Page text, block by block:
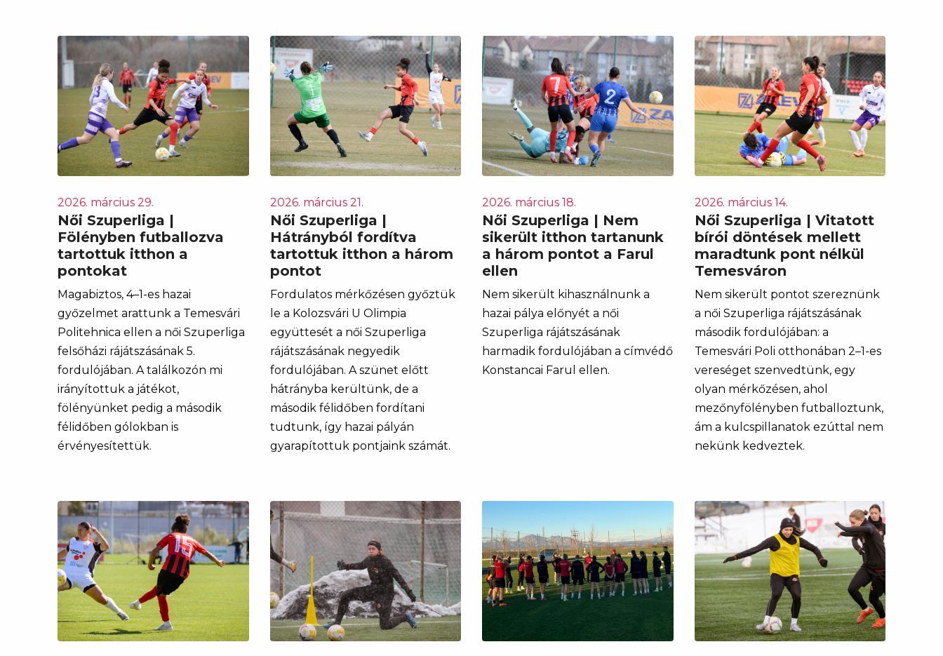
2026. március 29.
Női Szuperliga |
Fölényben futballozva
tartottuk itthon a
pontokat
Magabiztos, 4–1-es hazai
győzelmet arattunk a Temesvári
Politehnica ellen a női Szuperliga
felsőházi rájátszásának 5.
fordulójában. A találkozón mi
irányítottuk a játékot,
fölényünket pedig a második
félidőben gólokban is
érvényesítettük.
2026. március 21.
Női Szuperliga |
Hátrányból fordítva
tartottuk itthon a három
pontot
Fordulatos mérkőzésen győztük
le a Kolozsvári U Olimpia
együttesét a női Szuperliga
rájátszásának negyedik
fordulójában. A szünet előtt
hátrányba kerültünk, de a
második félidőben fordítani
tudtunk, így hazai pályán
gyarapítottuk pontjaink számát.
2026. március 18.
Női Szuperliga | Nem
sikerült itthon tartanunk
a három pontot a Farul
ellen
Nem sikerült kihasználnunk a
hazai pálya előnyét a női
Szuperliga rájátszásának
harmadik fordulójában a címvédő
Konstancai Farul ellen.
2026. március 14.
Női Szuperliga | Vitatott
bírói döntések mellett
maradtunk pont nélkül
Temesváron
Nem sikerült pontot szereznünk
a női Szuperliga rájátszásának
második fordulójában: a
Temesvári Poli otthonában 2–1-es
vereséget szenvedtünk, egy
olyan mérkőzésen, ahol
mezőnyfölényben futballoztunk,
ám a kulcspillanatok ezúttal nem
nekünk kedveztek.